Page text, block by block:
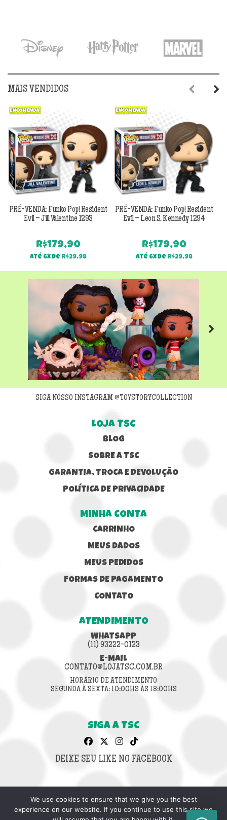
MAIS VENDIDOS
PRÉ-VENDA: Funko Pop! Resident
Evil – Jill Valentine 1293
R$179,90
Até 6x de R$29,98
PRÉ-VENDA: Funko Pop! Resident
Evil – Leon S. Kennedy 1294
R$179,90
Até 6x de R$29,98
Next
SIGA NOSSO INSTAGRAM @TOYSTORYCOLLECTION
LOJA TSC
BLOG
SOBRE A TSC
GARANTIA, TROCA E DEVOLUÇÃO
POLÍTICA DE PRIVACIDADE
MINHA CONTA
CARRINHO
MEUS DADOS
MEUS PEDIDOS
FORMAS DE PAGAMENTO
CONTATO
ATENDIMENTO
WHATSAPP
(11) 93222-0123
E-MAIL
CONTATO@LOJATSC.COM.BR
HORÁRIO DE ATENDIMENTO
SEGUNDA À SEXTA: 10:00HS ÀS 18:00HS
SIGA A TSC
DEIXE SEU LIKE NO FACEBOOK
CNPJ: 42.636.853/0001-64
© 2026 LOJA TSC.
We use cookies to ensure that we give you the best
experience on our website. If you continue to use this site we